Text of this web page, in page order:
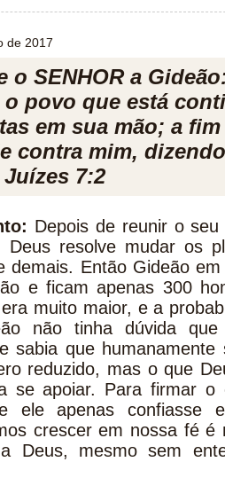
de 2017
o SENHOR a
povo que está
em sua mão; a
contra mim,
7:2
Depois de reunir o
Deus resolve mudar os
demais. Então Gideão
e ficam apenas 300
muito maior, e a
não tinha dúvida
sabia que
reduzido, mas o que
se apoiar. Para firmar o
ele apenas confiasse
crescer em nossa fé é
Deus, mesmo sem